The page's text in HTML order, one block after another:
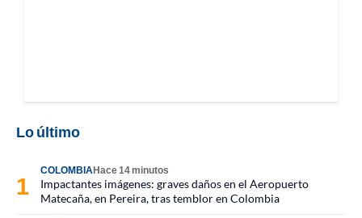
Lo último
COLOMBIAHace 14 minutos
Impactantes imágenes: graves daños en el Aeropuerto
Matecaña, en Pereira, tras temblor en Colombia